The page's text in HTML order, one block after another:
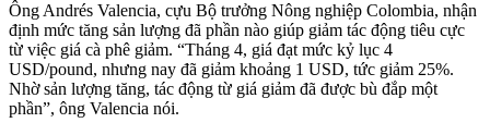
Ông Andrés Valencia, cựu Bộ trưởng Nông nghiệp Colombia, nhận
định mức tăng sản lượng đã phần nào giúp giảm tác động tiêu cực
từ việc giá cà phê giảm. “Tháng 4, giá đạt mức kỷ lục 4
USD/pound, nhưng nay đã giảm khoảng 1 USD, tức giảm 25%.
Nhờ sản lượng tăng, tác động từ giá giảm đã được bù đắp một
phần”, ông Valencia nói.